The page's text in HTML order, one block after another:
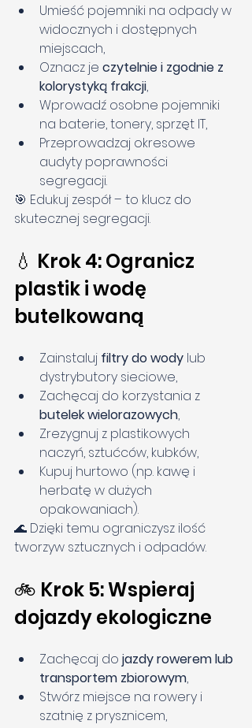
Umieść pojemniki na odpady w
widocznych i dostępnych
miejscach,
Oznacz je czytelnie i zgodnie z
kolorystyką frakcji,
Wprowadź osobne pojemniki
na baterie, tonery, sprzęt IT,
Przeprowadzaj okresowe
audyty poprawności
segregacji.
🎯 Edukuj zespół – to klucz do
skutecznej segregacji.
💧 Krok 4: Ogranicz
plastik i wodę
butelkowaną
Zainstaluj filtry do wody lub
dystrybutory sieciowe,
Zachęcaj do korzystania z
butelek wielorazowych,
Zrezygnuj z plastikowych
naczyń, sztućców, kubków,
Kupuj hurtowo (np. kawę i
herbatę w dużych
opakowaniach).
🌊 Dzięki temu ograniczysz ilość
tworzyw sztucznych i odpadów.
🚲 Krok 5: Wspieraj
dojazdy ekologiczne
Zachęcaj do jazdy rowerem lub
transportem zbiorowym,
Stwórz miejsce na rowery i
szatnię z prysznicem,